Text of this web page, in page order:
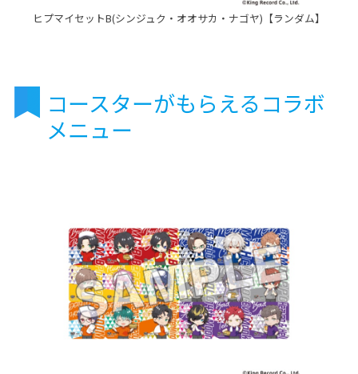
ヒプマイセットB(シンジュク・オオサカ・ナゴヤ)【ランダム】
コースターがもらえるコラボ
メニュー